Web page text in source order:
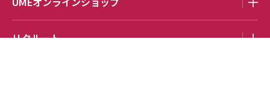
リクルート